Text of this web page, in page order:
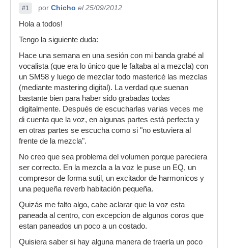
#1 por Chicho el 25/09/2012
Hola a todos!
Tengo la siguiente duda:
Hace una semana en una sesión con mi banda grabé al
vocalista (que era lo único que le faltaba al a mezcla) con
un SM58 y luego de mezclar todo mastericé las mezclas
(mediante mastering digital). La verdad que suenan
bastante bien para haber sido grabadas todas
digitalmente. Después de escucharlas varias veces me
di cuenta que la voz, en algunas partes está perfecta y
en otras partes se escucha como si "no estuviera al
frente de la mezcla".
No creo que sea problema del volumen porque pareciera
ser correcto. En la mezcla a la voz le puse un EQ, un
compresor de forma sutil, un excitador de harmonicos y
una pequeña reverb habitación pequeña.
Quizás me falto algo, cabe aclarar que la voz esta
paneada al centro, con excepcion de algunos coros que
estan paneados un poco a un costado.
Quisiera saber si hay alguna manera de traerla un poco